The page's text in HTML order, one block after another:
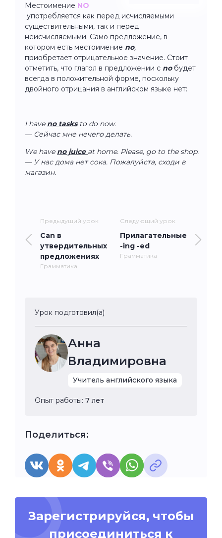
Местоимение NO
употребляется как перед исчисляемыми
существительными, так и перед
неисчисляемыми. Само предложение, в
котором есть местоимение no,
приобретает отрицательное значение. Стоит
отметить, что глагол в предложении с no будет
всегда в положительной форме, поскольку
двойного отрицания в английском языке нет:
I have no tasksto do now.
— Сейчас мне нечего делать.
We have no juice at home. Please, go to the shop.
— У нас дома нет сока. Пожалуйста, сходи в
магазин.
Предыдущий урок
Can в
утвердительных
предложениях
Грамматика
Следующий урок
Прилагательные
-ing -ed
Грамматика
Урок подготовил(а)
Анна
Владимировна
Учитель английского языка
Опыт работы: 7 лет
Поделиться:
Зарегистрируйся, чтобы
присоединиться к